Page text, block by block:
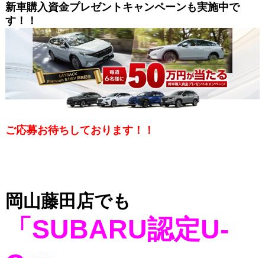
新車購入資金プレゼントキャンペーンも実施中で
す！！
ご応募お待ちしております！！
岡山藤田店でも
「SUBARU認定U-